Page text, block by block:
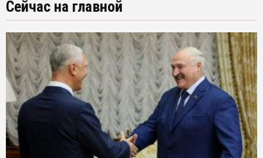
Сейчас на главной